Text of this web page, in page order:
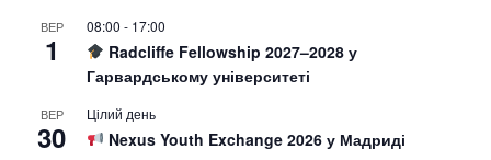
ВЕР
1
08:00 - 17:00
Radcliffe Fellowship 2027–2028 у
Гарвардському університеті
ВЕР
30
Цілий день
Nexus Youth Exchange 2026 у Мадриді